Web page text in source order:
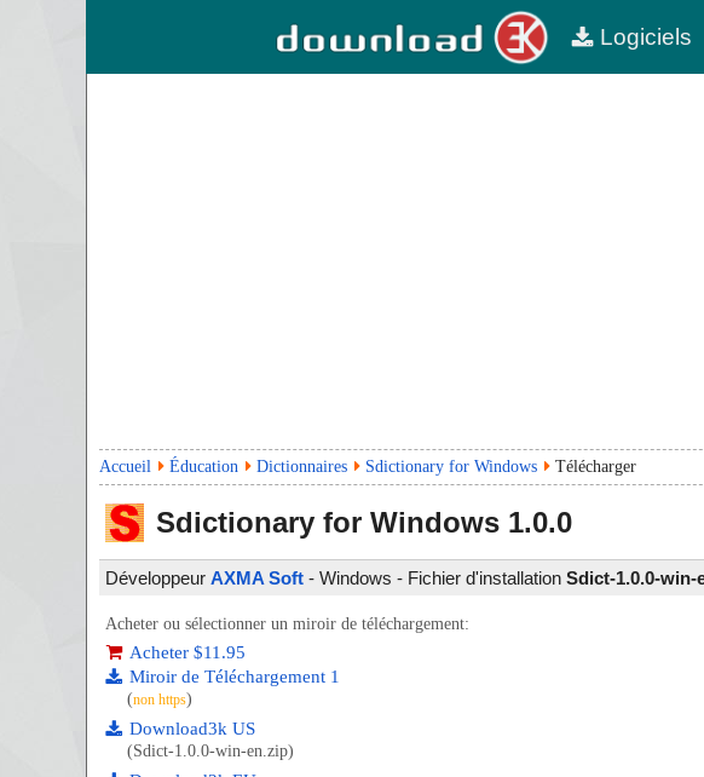
Logiciels
Accueil Éducation Dictionnaires Sdictionary for Windows Télécharger
Sdictionary for Windows 1.0.0
Développeur AXMA Soft - Windows - Fichier d'installation Sdict-1.0.0-win-
Acheter ou sélectionner un miroir de téléchargement:
Acheter $11.95
Miroir de Téléchargement 1
(non https)
Download3k US
(Sdict-1.0.0-win-en.zip)